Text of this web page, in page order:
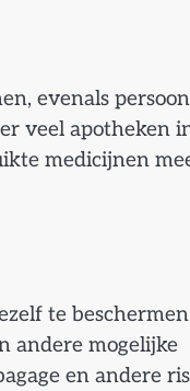
evenals
veel apotheken
medicijnen
te
andere mogelijke
en andere